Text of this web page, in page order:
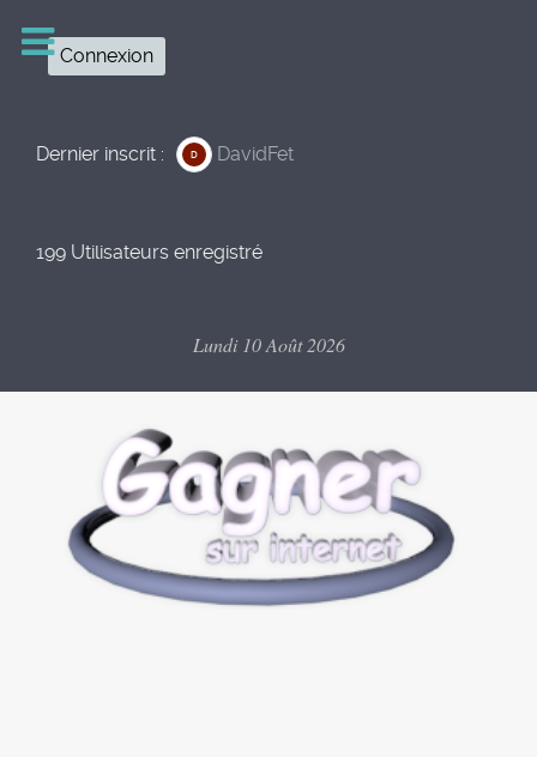
Connexion
Dernier inscrit : D DavidFet
199 Utilisateurs enregistré
Lundi 10 Août 2026